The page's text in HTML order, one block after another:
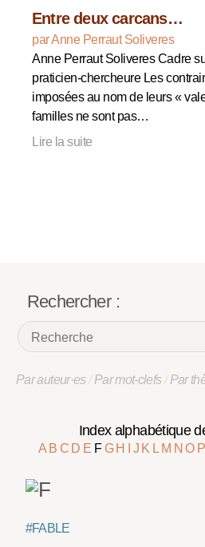
Entre deux carcans…
par Anne Perraut Soliveres
Anne Perraut Soliveres Cadre
praticien-chercheure Les
imposées au nom de leurs «
familles ne sont pas…
Lire la suite
Rechercher :
Par auteur·es/Par mot-clefs/Par
Index alphabétique
A B C D E FG H J K L M NO P
#FABLE